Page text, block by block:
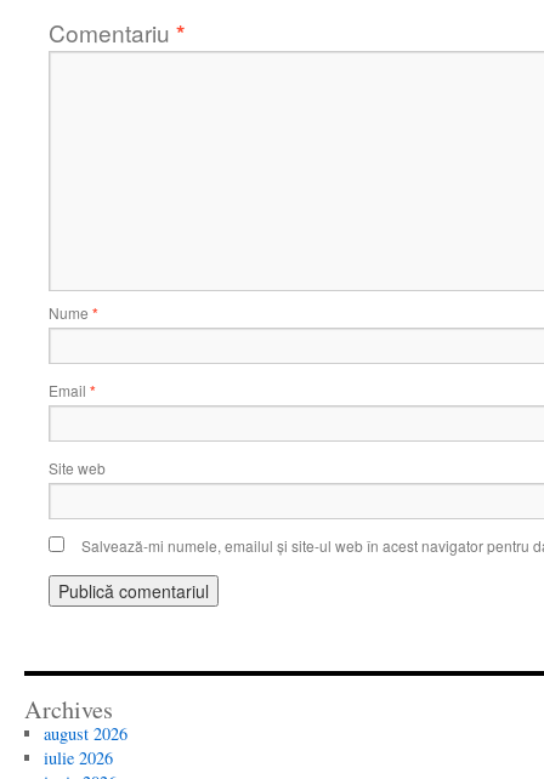
Comentariu *
Nume *
Email *
Site web
Salvează-mi numele, emailul și site-ul web în acest navigator pentru
Archives
august 2026
iulie 2026